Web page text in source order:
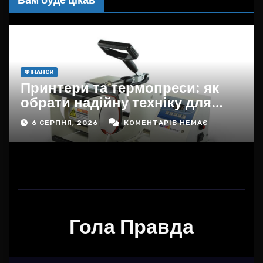
ФІНАНСИ
Принтери та термопреси: як
обрати надійну техніку для
дому, офісу та бізнесу в
Україні
6 СЕРПНЯ, 2026 КОМЕНТАРІВ НЕМАЄ
Гола Правда